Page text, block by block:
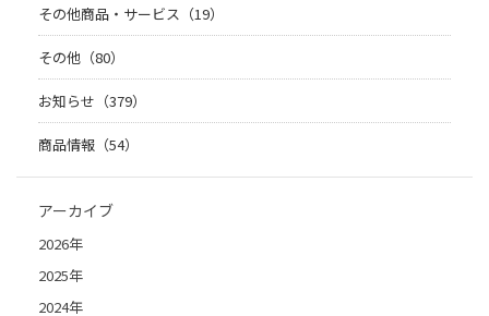
その他商品・サービス（19）
その他（80）
お知らせ（379）
商品情報（54）
アーカイブ
2026年
2025年
2024年